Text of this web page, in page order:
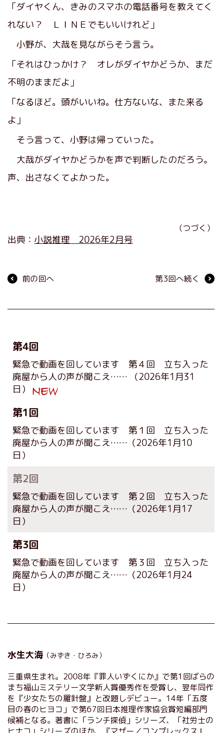
「ダイヤくん、きみのスマホの電話番号を教えてく
れない？ ＬＩＮＥでもいいけれど」
小野が、大哉を見ながらそう言う。
「それはひっかけ？ オレがダイヤかどうか、まだ
不明のままだよ」
「なるほど。頭がいいね。仕方ないな、また来る
よ」
そう言って、小野は帰っていった。
大哉がダイヤかどうかを声で判断したのだろう。
声、出さなくてよかった。
（つづく）
出典： 小説推理 2026年2月号
前の回へ 第3回へ続く
第4回
緊急で動画を回しています 第４回 立ち入った
廃屋から人の声が聞こえ……
（2026年1月31
日）
第1回
緊急で動画を回しています 第１回 立ち入った
廃屋から人の声が聞こえ…… （2026年1月10
日）
第2回
緊急で動画を回しています 第２回 立ち入った
廃屋から人の声が聞こえ…… （2026年1月17
日）
第3回
緊急で動画を回しています 第３回 立ち入った
廃屋から人の声が聞こえ…… （2026年1月24
日）
水生大海 （みずき・ひろみ）
三重県生まれ。2008年『罪人いずくにか』で第1回ばらの
まち福山ミステリー文学新人賞優秀作を受賞し、翌年同作
を『少女たちの羅針盤』と改題しデビュー。14年「五度
目の春のヒヨコ」で第67回日本推理作家協会賞短編部門
候補となる。著書に「ランチ探偵」シリーズ、「社労士の